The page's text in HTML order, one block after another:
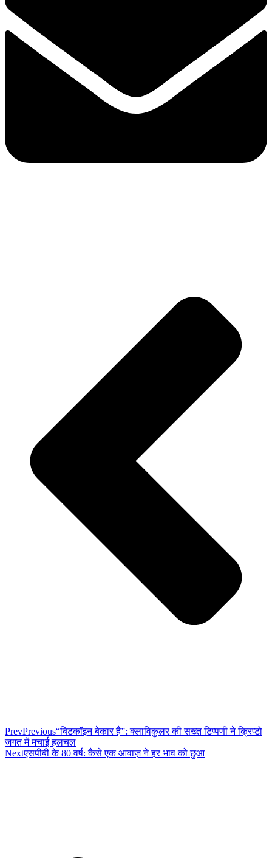
PrevPrevious“बिटकॉइन बेकार है”: क्लाविकुलर की सख्त टिप्पणी ने क्रिप्टो
जगत में मचाई हलचल
Nextएसपीबी के 80 वर्ष: कैसे एक आवाज़ ने हर भाव को छुआ